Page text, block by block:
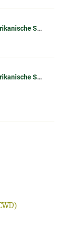
Jagd Podcast Jagdtalk #15: Afrikanische Schweinepest (ASP): Prof. Dr. Carola Sauter-Louis (FLI) im Gespräch
Jagd Podcast Jagdtalk #14: Afrikanische Schweinepest (ASP): Biosicherheit und effektive Desinfektion